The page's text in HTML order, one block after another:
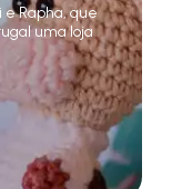
e Rapha, que
uma loja